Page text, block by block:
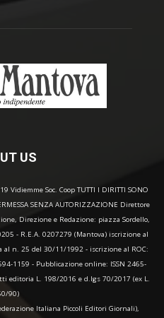
US
Vidiemme Soc. Coop TUTTI I DIRITTI SONO
SENZA AUTORIZZAZIONE Direttore
Direzione e Redazione: piazza Sordello,
- R.E.A. 0207279 (Mantova) iscrizione al
n. 25 del 30/11/1992 - iscrizione al ROC:
1159 - Pubblicazione online: ISSN 2465-
editoria L. 198/2016 e d.lgs 70/2017 (ex L.
90)
Italiana Piccoli Editori Giornali),